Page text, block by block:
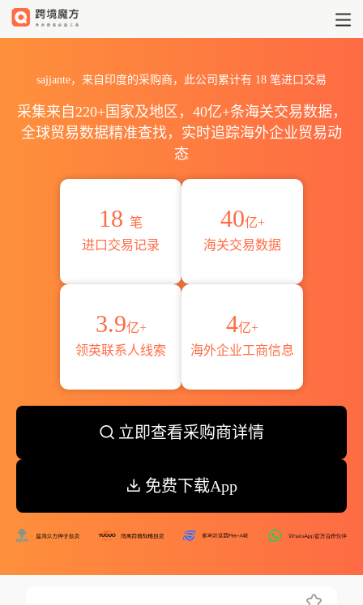
sajjante，来自印度的采购商，此公司累计有 18 笔进口交易
采集来自220+国家及地区，40亿+条海关交易数据，
全球贸易数据精准查找，实时追踪海外企业贸易动
态
18 笔
进口交易记录
40亿+
海关交易数据
3.9亿+
领英联系人线索
4亿+
海外企业工商信息
立即查看采购商详情
免费下载App